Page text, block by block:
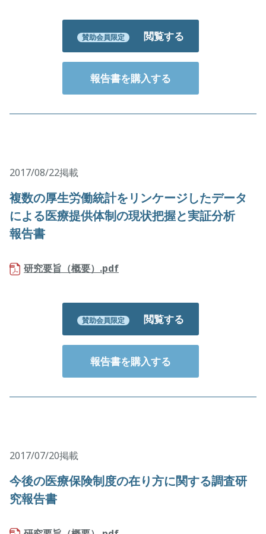
賛助会員限定 閲覧する
報告書を購入する
2017/08/22掲載
複数の厚生労働統計をリンケージしたデータ
による医療提供体制の現状把握と実証分析
報告書
研究要旨（概要）.pdf
賛助会員限定 閲覧する
報告書を購入する
2017/07/20掲載
今後の医療保険制度の在り方に関する調査研
究報告書